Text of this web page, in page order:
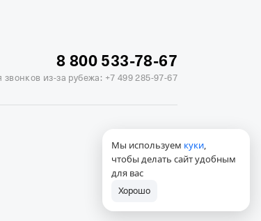
Отель Измайлово Альфа
8 800 533-78-67
звонков из-за рубежа: +7 499 285-97-67
Мы используем куки,
чтобы делать сайт удобным
для вас
Хорошо